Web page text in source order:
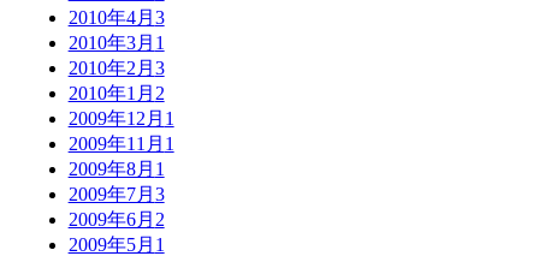
2010年4月 3
2010年3月 1
2010年2月 3
2010年1月 2
2009年12月 1
2009年11月 1
2009年8月 1
2009年7月 3
2009年6月 2
2009年5月 1